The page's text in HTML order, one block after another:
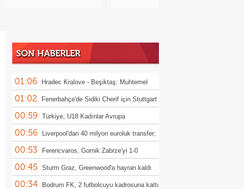
SON HABERLER
01:06 Hradec Kralove - Beşiktaş: Muhtemel
11'ler
01:02 Fenerbahçe'de Sidiki Cherif için Stuttgart
iddiası!
00:59 Türkiye, U18 Kadınlar Avrupa
Şampiyonası'nda Sırbistan'a 70-67 yenildi
00:56 Liverpool'dan 40 milyon euroluk transfer;
Victor Munoz
00:53 Ferencvaros, Gornik Zabrze'yi 1-0
mağlup etti
00:45 Sturm Graz, Greenwood'a hayran kaldı
00:34 Bodrum FK, 2 futbolcuyu kadrosuna kattı